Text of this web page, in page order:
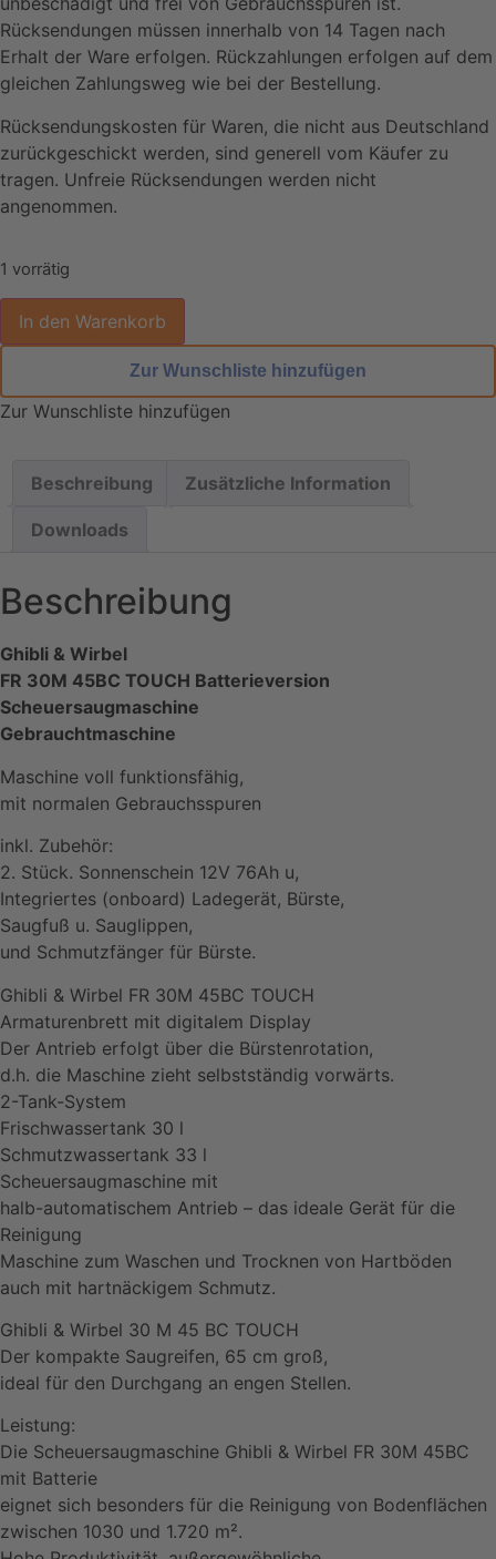
Rücksendungen müssen innerhalb von 14 Tagen nach
Erhalt der Ware erfolgen. Rückzahlungen erfolgen auf dem
gleichen Zahlungsweg wie bei der Bestellung.
Rücksendungskosten für Waren, die nicht aus Deutschland
zurückgeschickt werden, sind generell vom Käufer zu
tragen. Unfreie Rücksendungen werden nicht
angenommen.
1 vorrätig
In den Warenkorb
Zur Wunschliste hinzufügen
Zur Wunschliste hinzufügen
Beschreibung Zusätzliche Information
Downloads
Beschreibung
Ghibli & Wirbel
FR 30M 45BC TOUCH Batterieversion
Scheuersaugmaschine
Gebrauchtmaschine
Maschine voll funktionsfähig,
mit normalen Gebrauchsspuren
inkl. Zubehör:
2. Stück. Sonnenschein 12V 76Ah u,
Integriertes (onboard) Ladegerät, Bürste,
Saugfuß u. Sauglippen,
und Schmutzfänger für Bürste.
Ghibli & Wirbel FR 30M 45BC TOUCH
Armaturenbrett mit digitalem Display
Der Antrieb erfolgt über die Bürstenrotation,
d.h. die Maschine zieht selbstständig vorwärts.
2-Tank-System
Frischwassertank 30 l
Schmutzwassertank 33 l
Scheuersaugmaschine mit
halb-automatischem Antrieb – das ideale Gerät für die
Reinigung
Maschine zum Waschen und Trocknen von Hartböden
auch mit hartnäckigem Schmutz.
Ghibli & Wirbel 30 M 45 BC TOUCH
Der kompakte Saugreifen, 65 cm groß,
ideal für den Durchgang an engen Stellen.
Leistung:
Die Scheuersaugmaschine Ghibli & Wirbel FR 30M 45BC
mit Batterie
eignet sich besonders für die Reinigung von Bodenflächen
zwischen 1030 und 1.720 m².